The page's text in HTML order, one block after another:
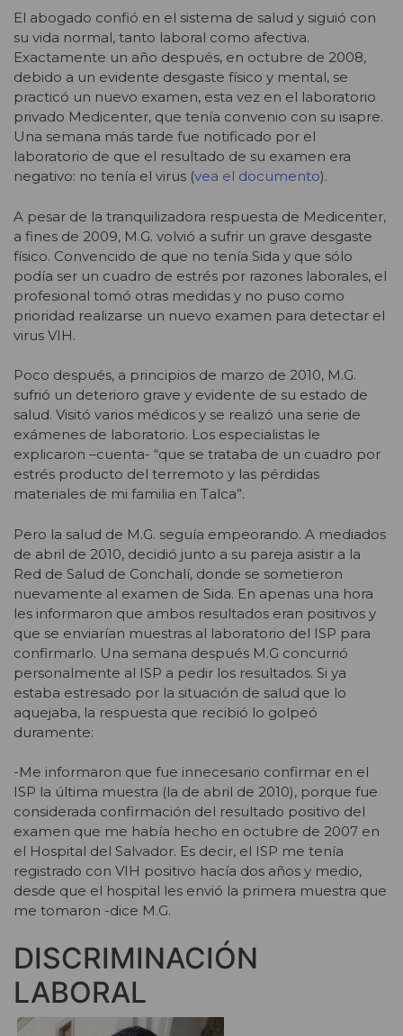
El abogado confió en el sistema de salud y siguió con
su vida normal, tanto laboral como afectiva.
Exactamente un año después, en octubre de 2008,
debido a un evidente desgaste físico y mental, se
practicó un nuevo examen, esta vez en el laboratorio
privado Medicenter, que tenía convenio con su isapre.
Una semana más tarde fue notificado por el
laboratorio de que el resultado de su examen era
negativo: no tenía el virus (vea el documento).
A pesar de la tranquilizadora respuesta de Medicenter,
a fines de 2009, M.G. volvió a sufrir un grave desgaste
físico. Convencido de que no tenía Sida y que sólo
podía ser un cuadro de estrés por razones laborales, el
profesional tomó otras medidas y no puso como
prioridad realizarse un nuevo examen para detectar el
virus VIH.
Poco después, a principios de marzo de 2010, M.G.
sufrió un deterioro grave y evidente de su estado de
salud. Visitó varios médicos y se realizó una serie de
exámenes de laboratorio. Los especialistas le
explicaron –cuenta- “que se trataba de un cuadro por
estrés producto del terremoto y las pérdidas
materiales de mi familia en Talca”.
Pero la salud de M.G. seguía empeorando. A mediados
de abril de 2010, decidió junto a su pareja asistir a la
Red de Salud de Conchalí, donde se sometieron
nuevamente al examen de Sida. En apenas una hora
les informaron que ambos resultados eran positivos y
que se enviarían muestras al laboratorio del ISP para
confirmarlo. Una semana después M.G concurrió
personalmente al ISP a pedir los resultados. Si ya
estaba estresado por la situación de salud que lo
aquejaba, la respuesta que recibió lo golpeó
duramente:
-Me informaron que fue innecesario confirmar en el
ISP la última muestra (la de abril de 2010), porque fue
considerada confirmación del resultado positivo del
examen que me había hecho en octubre de 2007 en
el Hospital del Salvador. Es decir, el ISP me tenía
registrado con VIH positivo hacía dos años y medio,
desde que el hospital les envió la primera muestra que
me tomaron -dice M.G.
DISCRIMINACIÓN
LABORAL